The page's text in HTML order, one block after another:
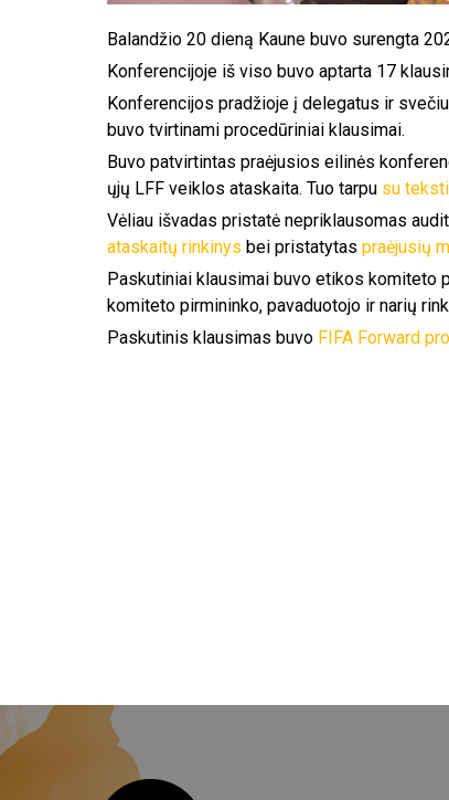
Balandžio 20 dieną Kaune buvo surengta
Konferencijoje iš viso buvo aptarta 17
Konferencijos pradžioje į delegatus ir
buvo tvirtinami procedūriniai klausimai.
Buvo patvirtintas praėjusios eilinės
ųjų LFF veiklos ataskaita. Tuo tarpu su
Vėliau išvadas pristatė nepriklausomas
ataskaitų rinkinys bei pristatytas praėjusių
Paskutiniai klausimai buvo etikos komiteto
komiteto pirmininko, pavaduotojo ir narių
Paskutinis klausimas buvo FIFA Forward